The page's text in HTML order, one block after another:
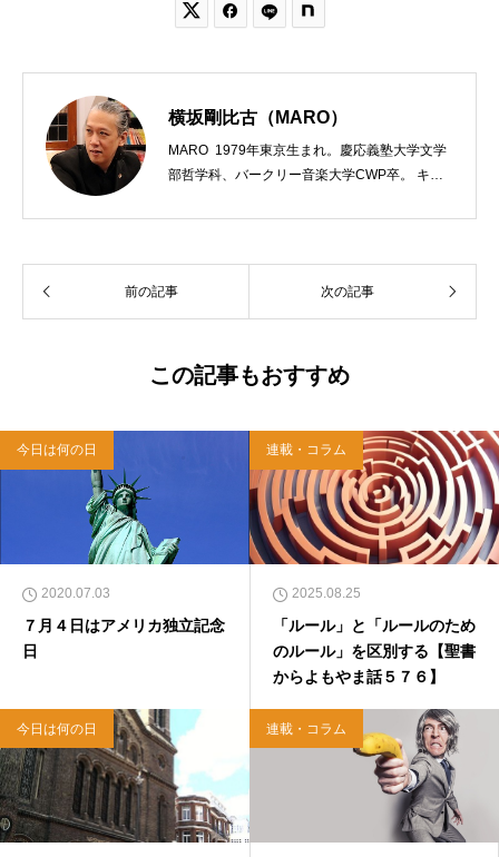
 
横坂剛比古（MARO）
MARO 1979年東京生まれ。慶応義塾大学文学
部哲学科、バークリー音楽大学CWP卒。 キリ
う宗教法人専門の行政書士。2020年7月よりク
「上馬キリスト教会（@kamiumach）」の運営
を行う「まじめ担当」。 著書に『聖書を読んだ
西洋哲学超入門〜』（日本実業出版）、『人生
イヤモンド社）、『世界一ゆるい聖書入門』、
『世界一ゆるい聖書教室』（「ふざけ担当」LE
ONとの共著、講談社）などがある。新著<a hr
ef="https://amzn.to/376F9aC">『ふっと心がラ
クになる 眠れぬ夜の聖書のことば』（大和書
房）</a>２０２２年３月１５日発売。
前の記事 次の記事
この記事もおすすめ
今日は何の日
2020.07.03
７月４日はアメリカ独立記念
日
連載・コラム
2025.08.25
「ルール」と「ルールのため
のルール」を区別する【聖書
からよもやま話５７６】
今日は何の日 連載・コラム